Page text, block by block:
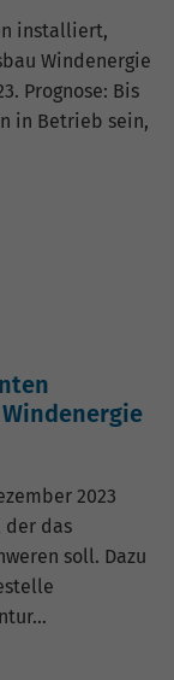
installiert,
Windenergie
Prognose: Bis
in Betrieb sein,
2023
der das
soll. Dazu